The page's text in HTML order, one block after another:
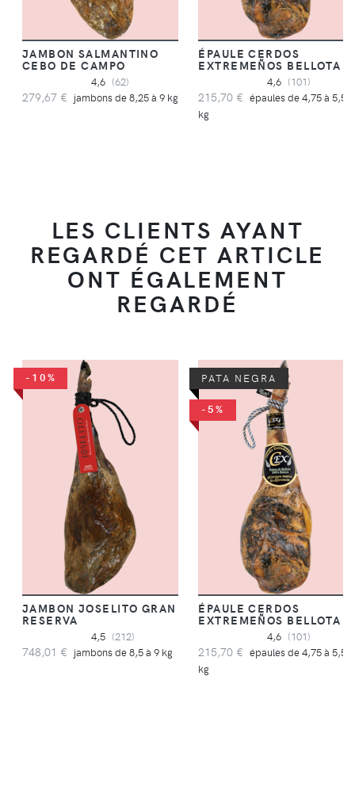
JAMBON SALMANTINO
CEBO DE CAMPO
4,6 (62)
279,67 € jambons de 8,25 à 9 kg
ÉPAULE CERDOS
EXTREMEÑOS BELLOTA
4,6 (101)
215,70 € épaules de 4,75 à 5,5
kg
LES CLIENTS AYANT
REGARDÉ CET ARTICLE
ONT ÉGALEMENT
REGARDÉ
-10%
JAMBON JOSELITO GRAN
RESERVA
4,5 (212)
748,01 € jambons de 8,5 à 9 kg
PATA NEGRA
-5%
ÉPAULE CERDOS
EXTREMEÑOS BELLOTA
4,6 (101)
215,70 € épaules de 4,75 à 5,5
kg